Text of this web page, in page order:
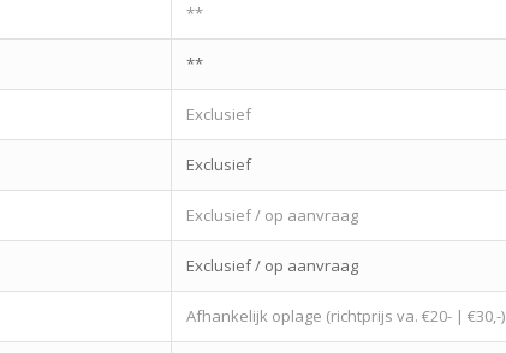
**
**
Exclusief
Exclusief
Exclusief / op aanvraag
Exclusief / op aanvraag
Afhankelijk oplage (richtprijs va. €20- | €30,-)